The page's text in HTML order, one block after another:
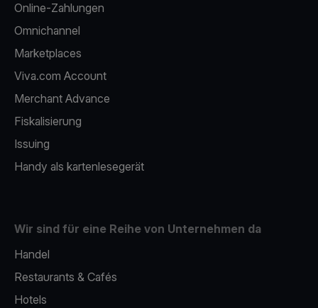
Online-Zahlungen
Omnichannel
Marketplaces
Viva.com Account
Merchant Advance
Fiskalisierung
Issuing
Handy als kartenlesegerät
Wir sind für eine Reihe von Unternehmen da
Handel
Restaurants & Cafés
Hotels